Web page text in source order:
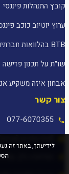
קובץ התנהלות פיננסי
ערוץ יוטיוב כוכב
BTB בהלוואות חברתיות
שו״ת על תכנון פרישה
אבחון איזה משקיע
צור קשר
077-6070355